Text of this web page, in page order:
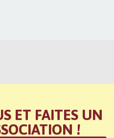
ET FAITES UN
!